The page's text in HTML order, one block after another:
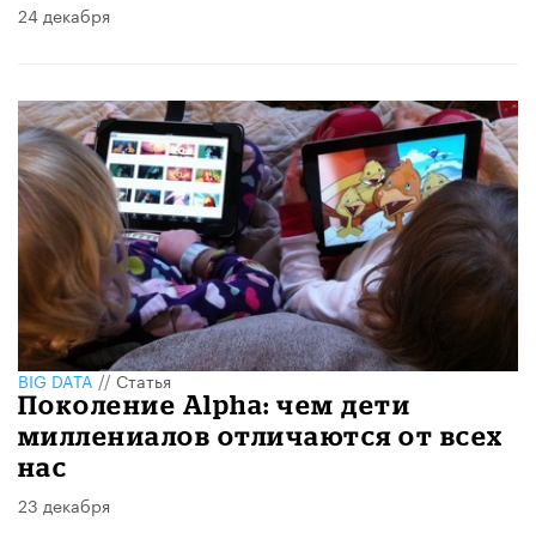
24 декабря
BIG DATA//Статья
Поколение Аlpha: чем дети
миллениалов отличаются от всех
нас
23 декабря